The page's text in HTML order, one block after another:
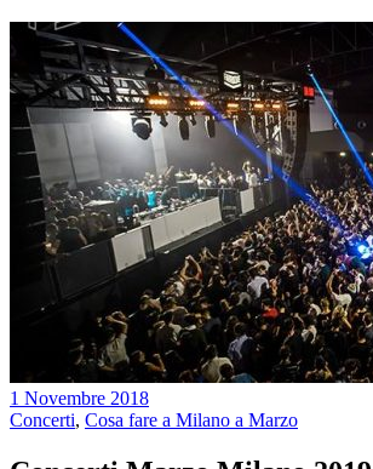
1 Novembre 2018
Concerti, Cosa fare a Milano a Marzo